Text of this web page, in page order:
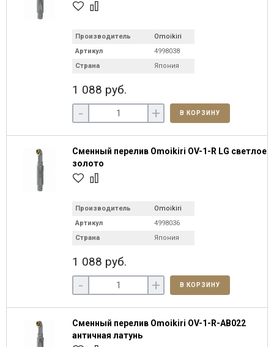
Производитель
Omoikiri
Артикул
4998038
Страна
Япония
1 088 руб.
- + В КОРЗИНУ
Сменный перелив Omoikiri OV-1-R LG светлое
золото
Производитель
Omoikiri
Артикул
4998036
Страна
Япония
1 088 руб.
- + В КОРЗИНУ
Сменный перелив Omoikiri OV-1-R-AB022
античная латунь